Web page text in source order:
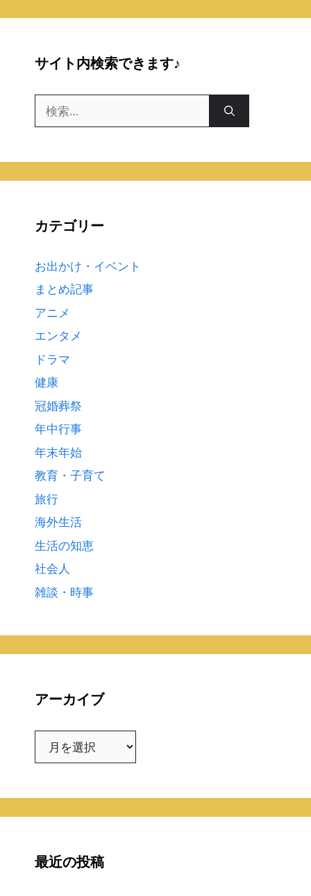
サイト内検索できます♪
索:
カテゴリー
お出かけ・イベント
まとめ記事
アニメ
エンタメ
ドラマ
健康
冠婚葬祭
年中行事
年末年始
教育・子育て
旅行
海外生活
生活の知恵
社会人
雑談・時事
アーカイブ
最近の投稿